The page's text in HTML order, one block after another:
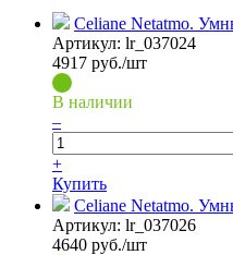
Celiane Netatmo.
Артикул: lr_037024
4917 руб./шт
В наличии
–
+
Купить
Celiane Netatmo.
Артикул: lr_037026
4640 руб./шт